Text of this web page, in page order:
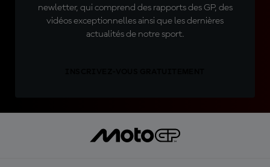
newletter, qui comprend des rapports des GP, des
vidéos exceptionnelles ainsi que les dernières
actualités de notre sport.